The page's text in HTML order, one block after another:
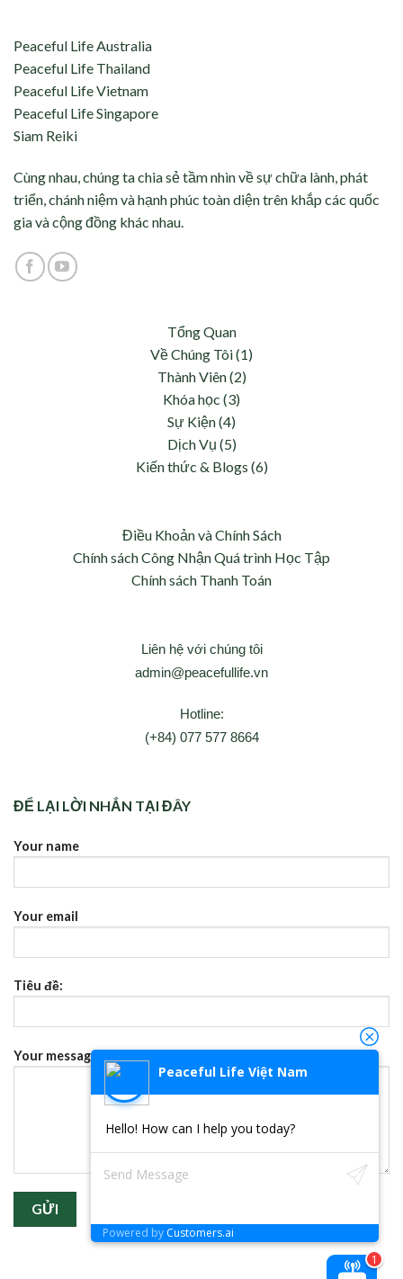
Peaceful Life Australia
Peaceful Life Thailand
Peaceful Life Vietnam
Peaceful Life Singapore
Siam Reiki
Cùng nhau, chúng ta chia sẻ tầm nhìn về sự chữa lành, phát
triển, chánh niệm và hạnh phúc toàn diện trên khắp các quốc
gia và cộng đồng khác nhau.
Tổng Quan
Về Chúng Tôi (1)
Thành Viên (2)
Khóa học (3)
Sự Kiện (4)
Dịch Vụ (5)
Kiến thức & Blogs (6)
Điều Khoản và Chính Sách
Chính sách Công Nhận Quá trình Học Tập
Chính sách Thanh Toán
Liên hệ với chúng tôi
admin@peacefullife.vn
Hotline:
(+84) 077 577 8664
ĐỂ LẠI LỜI NHẮN TẠI ĐÂY
Your name
Your email
Tiêu đề:
Your message (không bắt buộc)
Peaceful Life Việt Nam
Hello! How can I help you today?
Powered by Customers.ai